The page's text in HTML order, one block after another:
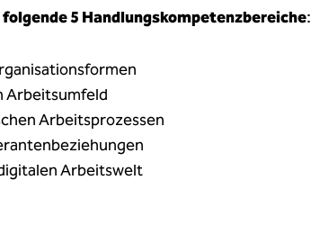
5 Handlungskompetenzbereiche:
Arbeitsumfeld
Arbeitsprozessen
Arbeitswelt